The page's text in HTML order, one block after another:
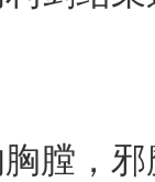
，邪